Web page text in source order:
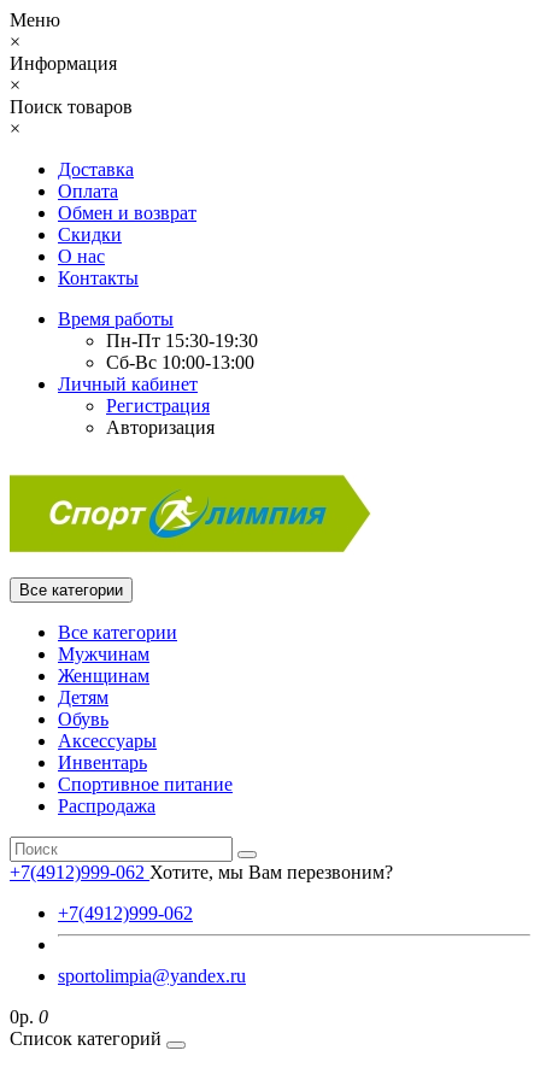
Меню
×
Информация
×
Поиск товаров
×
Доставка
Оплата
Обмен и возврат
Скидки
О нас
Контакты
Время работы
Пн-Пт 15:30-19:30
Сб-Вс 10:00-13:00
Личный кабинет
Регистрация
Авторизация
Все категории
Все категории
Мужчинам
Женщинам
Детям
Обувь
Аксессуары
Инвентарь
Спортивное питание
Распродажа
+7(4912)999-062 Хотите, мы Вам перезвоним?
+7(4912)999-062
sportolimpia@yandex.ru
0р. 0
Список категорий